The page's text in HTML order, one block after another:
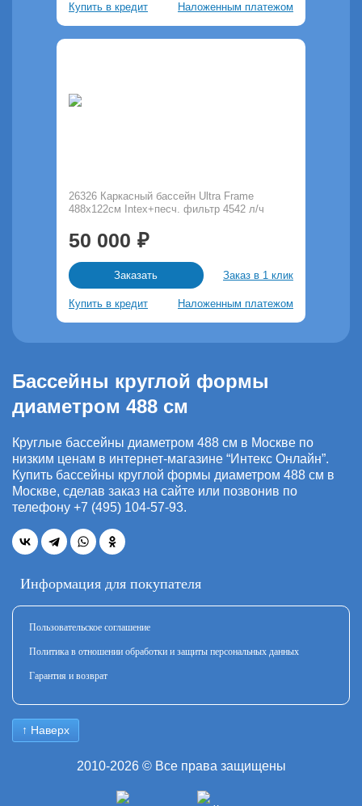
Информация для покупателя
Пользовательское соглашение
Политика в отношении обработки и защиты персональных данных
Гарантия и возврат
↑ Наверх
Купить в кредит Наложенным платежом
26326 Каркасный бассейн Ultra Frame
488х122см Intex+песч. фильтр 4542 л/ч
50 000
Заказать Заказ в 1 клик
Купить в кредит Наложенным платежом
Бассейны круглой формы
диаметром 488 см
Круглые бассейны диаметром 488 см в Москве по
низким ценам в интернет-магазине “Интекс Онлайн”.
Купить бассейны круглой формы диаметром 488 см в
Москве, сделав заказ на сайте или позвонив по
телефону +7 (495) 104-57-93.
2010-2026 © Все права защищены